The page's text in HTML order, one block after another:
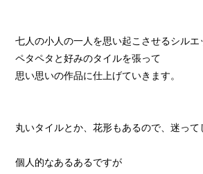
七人の小人の一人を思い起こさせるシルエ
ペタペタと好みのタイルを張って
思い思いの作品に仕上げていきます。
丸いタイルとか、花形もあるので、迷って
個人的なあるあるですが